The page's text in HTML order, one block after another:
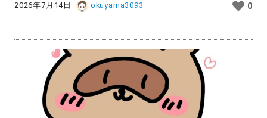
2026年7月14日 okuyama3093 0